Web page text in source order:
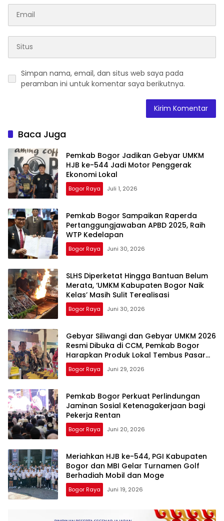
Simpan nama, email, dan situs web saya pada
peramban ini untuk komentar saya berikutnya.
Baca Juga
Pemkab Bogor Jadikan Gebyar UMKM
HJB ke-544 Jadi Motor Penggerak
Ekonomi Lokal
Bogor Raya Juli 1, 2026
Pemkab Bogor Sampaikan Raperda
Pertanggungjawaban APBD 2025, Raih
WTP Kedelapan
Bogor Raya Juni 30, 2026
SLHS Diperketat Hingga Bantuan Belum
Merata, ‘UMKM Kabupaten Bogor Naik
Kelas’ Masih Sulit Terealisasi
Bogor Raya Juni 30, 2026
Gebyar Siliwangi dan Gebyar UMKM 2026
Resmi Dibuka di CCM, Pemkab Bogor
Harapkan Produk Lokal Tembus Pasar
Internasional
Bogor Raya Juni 29, 2026
Pemkab Bogor Perkuat Perlindungan
Jaminan Sosial Ketenagakerjaan bagi
Pekerja Rentan
Bogor Raya Juni 20, 2026
Meriahkan HJB ke-544, PGI Kabupaten
Bogor dan MBI Gelar Turnamen Golf
Berhadiah Mobil dan Moge
Bogor Raya Juni 19, 2026